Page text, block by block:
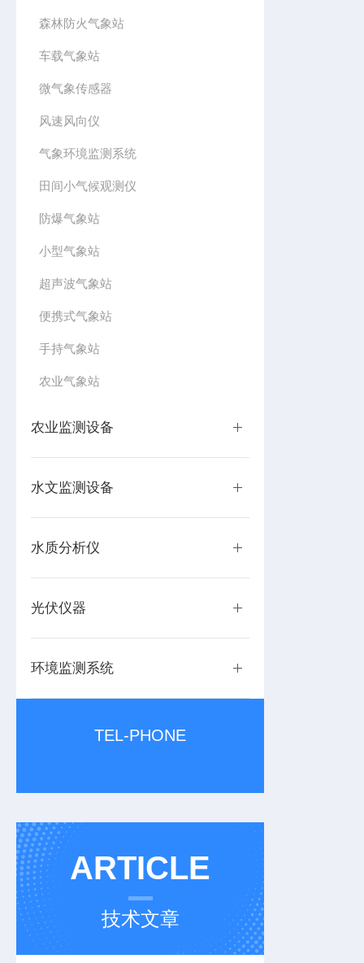
森林防火气象站
车载气象站
微气象传感器
风速风向仪
气象环境监测系统
田间小气候观测仪
防爆气象站
小型气象站
超声波气象站
便携式气象站
手持气象站
农业气象站
农业监测设备
水文监测设备
水质分析仪
光伏仪器
环境监测系统
TEL-PHONE
ARTICLE
技术文章